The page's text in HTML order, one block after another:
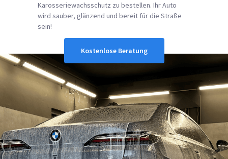
Karosseriewachsschutz zu bestellen. Ihr Auto
wird sauber, glänzend und bereit für die Straße
sein!
Kostenlose Beratung